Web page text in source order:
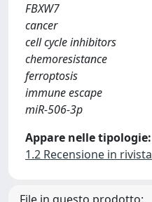
FBXW7
cancer
cell cycle inhibitors
chemoresistance
ferroptosis
immune escape
miR-506-3p
Appare nelle tipologie:
1.2 Recensione in rivista